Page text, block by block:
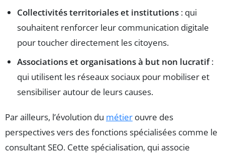
Collectivités territoriales et institutions : qui
souhaitent renforcer leur communication digitale
pour toucher directement les citoyens.
Associations et organisations à but non lucratif:
qui utilisent les réseaux sociaux pour mobiliser et
sensibiliser autour de leurs causes.
Par ailleurs, l’évolution du métier ouvre des
perspectives vers des fonctions spécialisées comme le
consultant SEO. Cette spécialisation, qui associe